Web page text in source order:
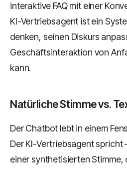
interaktive FAQ mit einer
KI-Vertriebsagent ist ein
denken, seinen Diskurs
Geschäftsinteraktion von
kann.
Natürliche Stimme vs.
Der Chatbot lebt in einem
Der KI-Vertriebsagent
einer synthetisierten Stimme,